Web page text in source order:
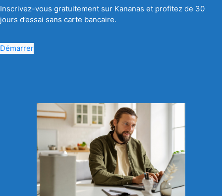
Inscrivez-vous gratuitement sur Kananas et profitez de 30
jours d’essai sans carte bancaire.
Démarrer